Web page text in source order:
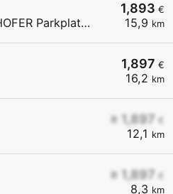
1,893 €
15,9 km
Gewerbestrasse 2 (am HOFER Parkplatz)
1,897 €
16,2 km
≥ 1,897 €
12,1 km
≥ 1,897 €
8,3 km